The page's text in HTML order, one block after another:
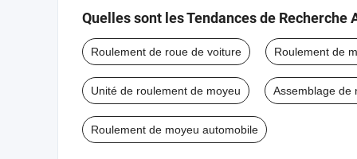
Quelles sont les Tendances de Recherche
Roulement de roue de voiture Roulement de
Unité de roulement de moyeu Assemblage de
Roulement de moyeu automobile